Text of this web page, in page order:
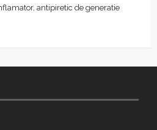
antipiretic de generatie